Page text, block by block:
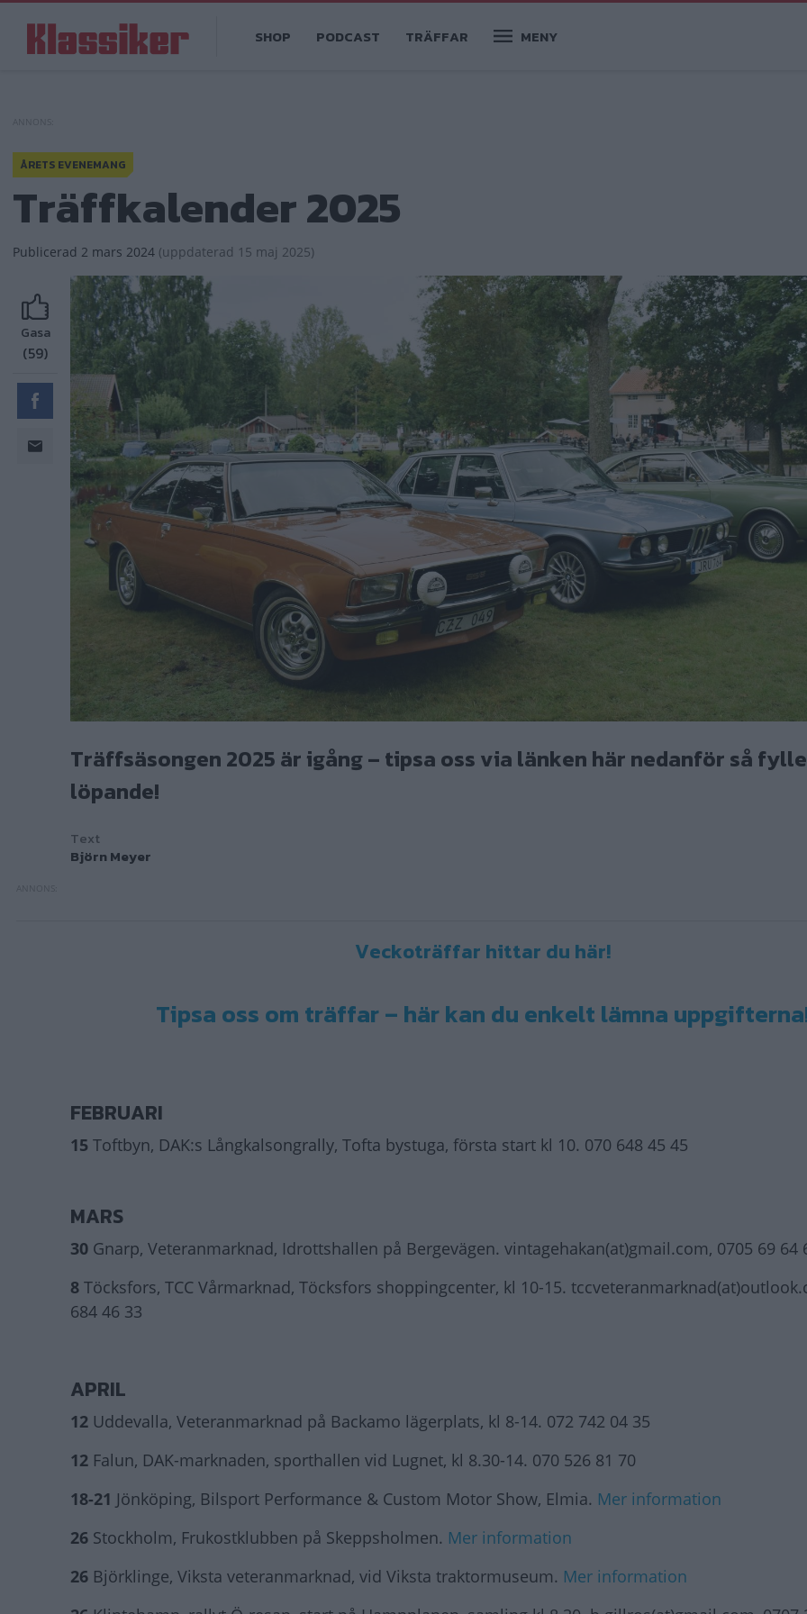
huvudinnehåll
navigation
SHOP PODCAST TRÄFFAR MENY
ÅRETS EVENEMANG
Träffkalender 2025
Publicerad 2 mars 2024 (uppdaterad 15 maj 2025)
Gasa
(59)
Träffsäsongen 2025 är igång – tipsa oss via länken här nedanför så
löpande!
Text
Björn Meyer
Veckoträffar hittar du här!
Tipsa oss om träffar – här kan du enkelt lämna
FEBRUARI
15 Toftbyn, DAK:s Långkalsongrally, Tofta bystuga, första start kl 10. 070 648 45 45
MARS
30 Gnarp, Veteranmarknad, Idrottshallen på Bergevägen. vintagehakan(at)gmail.com, 0705 69 64
8 Töcksfors, TCC Vårmarknad, Töcksfors shoppingcenter, kl 10-15.
684 46 33
APRIL
12 Uddevalla, Veteranmarknad på Backamo lägerplats, kl 8-14. 072 742 04 35
12 Falun, DAK-marknaden, sporthallen vid Lugnet, kl 8.30-14. 070 526 81 70
18-21 Jönköping, Bilsport Performance & Custom Motor Show, Elmia. Mer information
26 Stockholm, Frukostklubben på Skeppsholmen. Mer information
26 Björklinge, Viksta veteranmarknad, vid Viksta traktormuseum. Mer information